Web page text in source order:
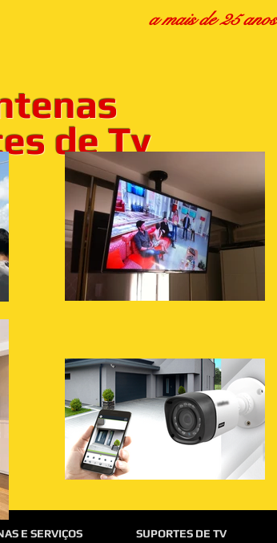
de Tv
a mais de 25 anos
E SERVIÇOS SUPORTES DE TV